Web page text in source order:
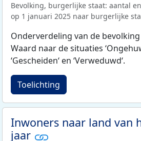
Bevolking, burgerlijke staat: aantal
op 1 januari 2025 naar burgerlijke
Onderverdeling van de
Waard naar de situaties
‘Gescheiden‘ en ‘Verweduwd‘.
Toelichting
Inwoners naar land van
jaar